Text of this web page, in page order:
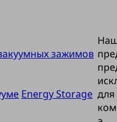
зажимов
Energy Storage для